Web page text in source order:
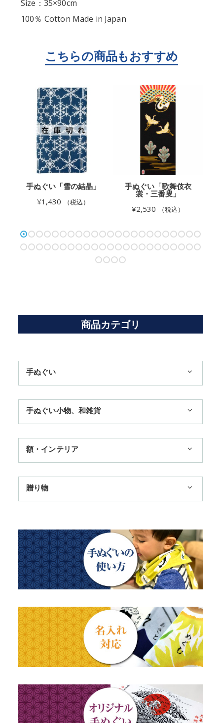
Size：35×90cm
100％ Cotton Made in Japan
手ぬぐい「雪の結晶」
¥1,430 （税込）
手ぬぐい「歌舞伎衣
裳・三番叟」
¥2,530 （税込）
商品カテゴリ
手ぬぐい
3,300円まで
11,000円まで
季節のおすすめ
浮世絵・名画名作・古典
干支・富士・招福・縁起物
動物・その他
江戸小紋・総柄・無地
藍染め・絞り染め
ギフトセット
手ぬぐい小物、和雑貨
扇子
トートバッグ
チーフ・風呂敷
ステーショナリー
額・インテリア
TokyoTokyo選定商品
タペストリー・掛軸・パネル額
のれん
贈り物
母の日ギフト
父の日ギフト
出産祝い
秋のギフト